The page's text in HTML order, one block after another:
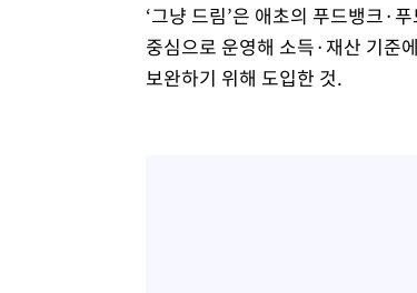
‘그냥 드림’은 애초의 푸드뱅크·
중심으로 운영해 소득·재산 기준
보완하기 위해 도입한 것.